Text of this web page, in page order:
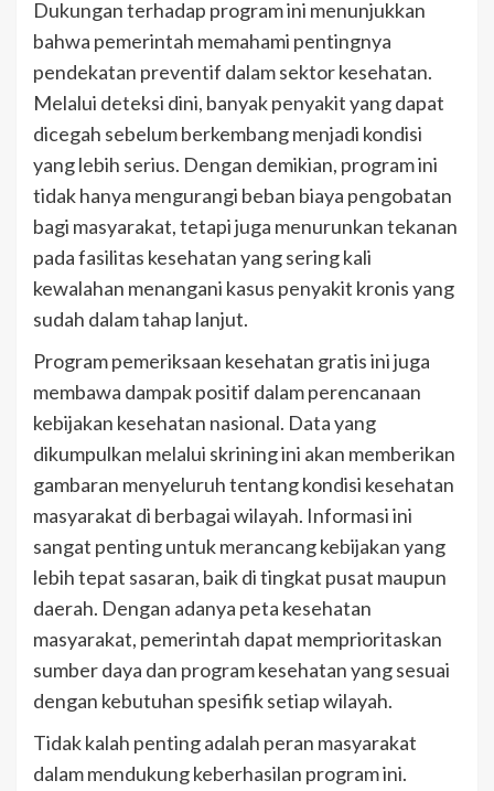
Dukungan terhadap program ini menunjukkan
bahwa pemerintah memahami pentingnya
pendekatan preventif dalam sektor kesehatan.
Melalui deteksi dini, banyak penyakit yang dapat
dicegah sebelum berkembang menjadi kondisi
yang lebih serius. Dengan demikian, program ini
tidak hanya mengurangi beban biaya pengobatan
bagi masyarakat, tetapi juga menurunkan tekanan
pada fasilitas kesehatan yang sering kali
kewalahan menangani kasus penyakit kronis yang
sudah dalam tahap lanjut.
Program pemeriksaan kesehatan gratis ini juga
membawa dampak positif dalam perencanaan
kebijakan kesehatan nasional. Data yang
dikumpulkan melalui skrining ini akan memberikan
gambaran menyeluruh tentang kondisi kesehatan
masyarakat di berbagai wilayah. Informasi ini
sangat penting untuk merancang kebijakan yang
lebih tepat sasaran, baik di tingkat pusat maupun
daerah. Dengan adanya peta kesehatan
masyarakat, pemerintah dapat memprioritaskan
sumber daya dan program kesehatan yang sesuai
dengan kebutuhan spesifik setiap wilayah.
Tidak kalah penting adalah peran masyarakat
dalam mendukung keberhasilan program ini.